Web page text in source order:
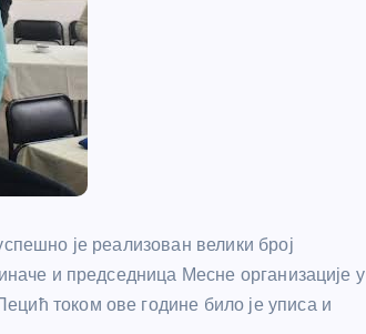
је реализован велики број
и председница Месне организације у
током ове године било је уписа и